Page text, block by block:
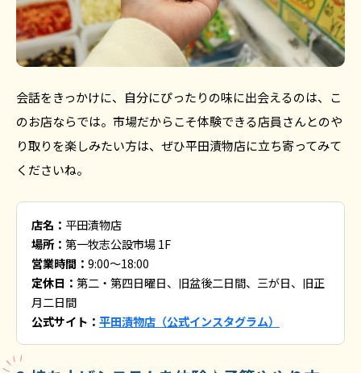
会話をきっかけに、自分にぴったりの味に出会えるのは、こ
のお店ならでは。市場だからこそ体験できる店員さんとのや
り取りを楽しみたい方は、ぜひ平田漬物店に立ち寄ってみて
くださいね。
店名： 平田漬物店
場所： 第一牧志公設市場 1F
営業時間： 9:00〜18:00
定休日： 第二・第四日曜日、旧盆後二日間、三が日、旧正
月二日間
公式サイト： 平田漬物店（公式インスタグラム）